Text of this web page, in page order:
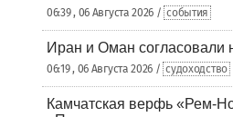
06:39 , 06 Августа 2026 / события
Иран и Оман согласовали
06:19 , 06 Августа 2026 / судоходство
Камчатская верфь «Рем-